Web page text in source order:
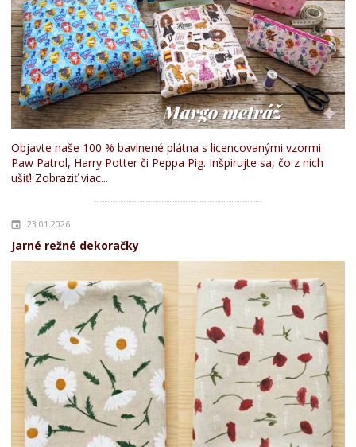
Objavte naše 100 % bavlnené plátna s licencovanými vzormi
Paw Patrol, Harry Potter či Peppa Pig. Inšpirujte sa, čo z nich
ušiť! Zobraziť viac...
23.01.2026
Jarné režné dekoračky